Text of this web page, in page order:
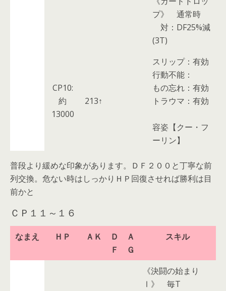
プ》 通常時
対：DF25%減
(3T)
CP10:
約
13000
213↑
スリップ： 有効
行動不能：
もの忘れ： 有効
トラウマ： 有効
容姿【クー・フ
ーリン】
普段より緩めな印象があります。ＤＦ２００と丁寧な前
列交換。危ない時はしっかりＨＰ回復させれば勝利は目
前かと
ＣＰ１１～１６
なまえ ＨＰ ＡＫ
Ｄ
Ｆ
Ａ
Ｇ
スキル
《決闘の始まり
Ⅰ》 毎T